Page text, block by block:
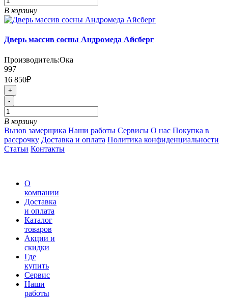
В корзину
Дверь массив сосны Андромеда Айсберг
Производитель:Ока
997
16 850₽
+
-
В корзину
Вызов замерщика Наши работы Сервисы О нас Покупка в
рассрочку Доставка и оплата Политика конфиденциальности
Статьи Контакты
О
компании
Доставка
и оплата
Каталог
товаров
Акции и
скидки
Где
купить
Сервис
Наши
работы